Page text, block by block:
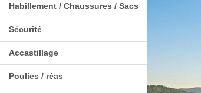
Habillement / Chaussures / Sacs
Sécurité
Accastillage
Poulies / réas